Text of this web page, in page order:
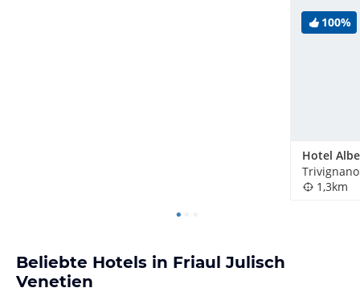
100%
1,3km
Beliebte Hotels in Friaul Julisch
Venetien